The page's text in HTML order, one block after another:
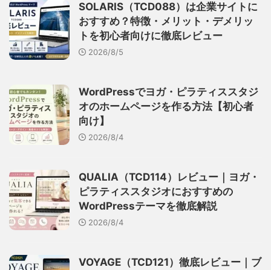
SOLARIS（TCD088）は企業サイトに
おすすめ？特徴・メリット・デメリッ
トを初心者向けに徹底レビュー
2026/8/5
WordPressでヨガ・ピラティススタジ
オのホームページを作る方法【初心者
向け】
2026/8/4
QUALIA（TCD114）レビュー｜ヨガ・
ピラティススタジオにおすすめの
WordPressテーマを徹底解説
2026/8/4
VOYAGE（TCD121）徹底レビュー｜ブ